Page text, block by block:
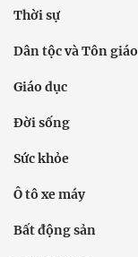
Thời sự
Dân tộc và Tôn giáo
Giáo dục
Đời sống
Sức khỏe
Ô tô xe máy
Bất động sản